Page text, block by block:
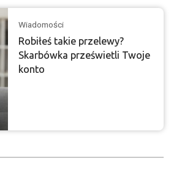
Wiadomości
Robiłeś takie przelewy?
Skarbówka prześwietli Twoje
konto